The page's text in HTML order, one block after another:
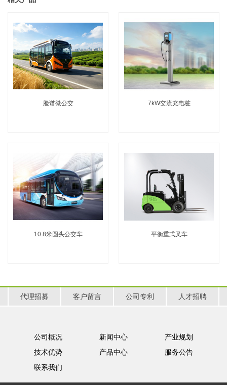
脸谱微公交 7kW交流充电桩
10.8米圆头公交车 平衡重式叉车
代理招募 客户留言 公司专利 人才招聘
公司概况 新闻中心
产业规划
技术优势
产品中心
服务公告
联系我们